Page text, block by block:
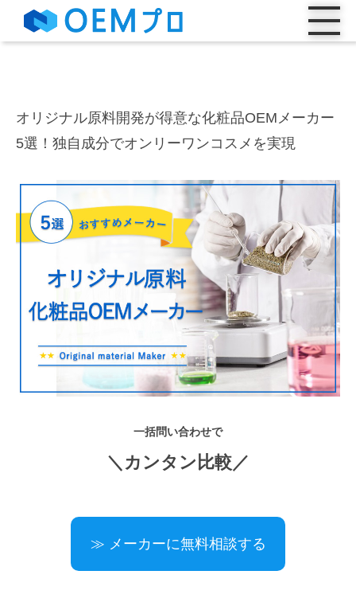
オリジナル原料開発が得意な化粧品OEMメーカー
5選！独自成分でオンリーワンコスメを実現
一括問い合わせで
＼カンタン比較／
≫ メーカーに無料相談する